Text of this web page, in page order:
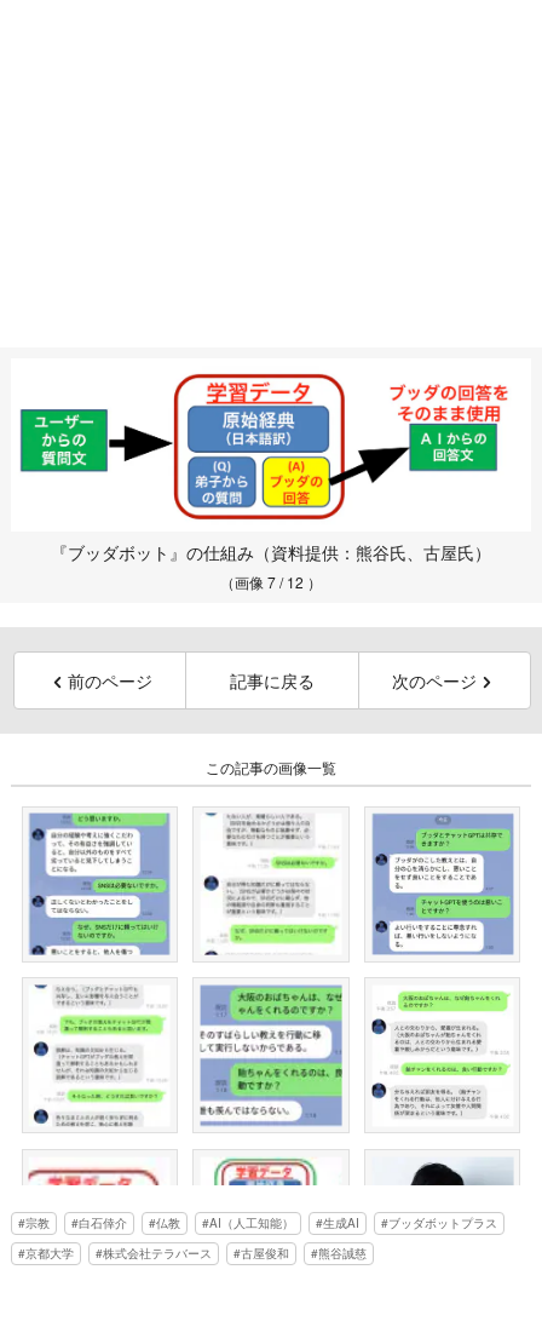
『ブッダボット』の仕組み（資料提供：熊谷氏、古屋氏）
（画像 7 / 12 ）
前のページ 記事に戻る 次のページ
この記事の画像一覧
宗教 白石倖介 仏教 AI（人工知能） 生成AI
ブッダボットプラス
京都大学
株式会社テラバース 古屋俊和 熊谷誠慈